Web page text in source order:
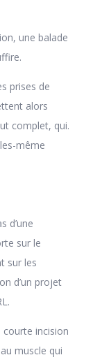
une balade
prises de
alors
complet, qui.
même
d’une
sur le
sur les
d’un projet
courte incision
muscle qui